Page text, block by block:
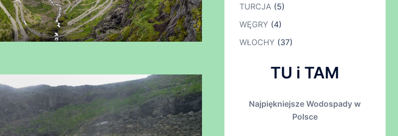
TURCJA(5)
WĘGRY (4)
WŁOCHY (37)
TU i TAM
Najpiękniejsze Wodospady w
Polsce